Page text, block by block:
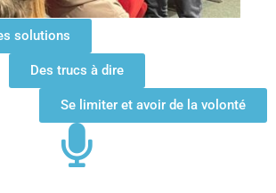
solutions
Des trucs à dire
Se limiter et avoir de la volonté